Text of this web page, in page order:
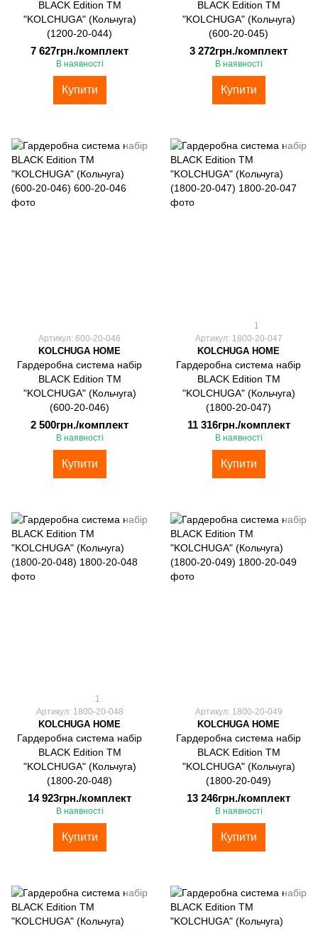
BLACK Edition ТМ
"KOLCHUGA" (Кольчуга)
(1200-20-044)
7 627грн./комплект
В наявності
Купити
BLACK Edition ТМ
"KOLCHUGA" (Кольчуга)
(600-20-045)
3 272грн./комплект
В наявності
Купити
Артикул: 600-20-046
KOLCHUGA HOME
Гардеробна система набір
BLACK Edition ТМ
"KOLCHUGA" (Кольчуга)
(600-20-046)
2 500грн./комплект
В наявності
Купити
1
Артикул: 1800-20-047
KOLCHUGA HOME
Гардеробна система набір
BLACK Edition ТМ
"KOLCHUGA" (Кольчуга)
(1800-20-047)
11 316грн./комплект
В наявності
Купити
1
Артикул: 1800-20-048
KOLCHUGA HOME
Гардеробна система набір
BLACK Edition ТМ
"KOLCHUGA" (Кольчуга)
(1800-20-048)
14 923грн./комплект
В наявності
Купити
Артикул: 1800-20-049
KOLCHUGA HOME
Гардеробна система набір
BLACK Edition ТМ
"KOLCHUGA" (Кольчуга)
(1800-20-049)
13 246грн./комплект
В наявності
Купити